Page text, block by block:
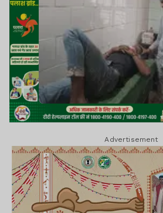
Advertisement